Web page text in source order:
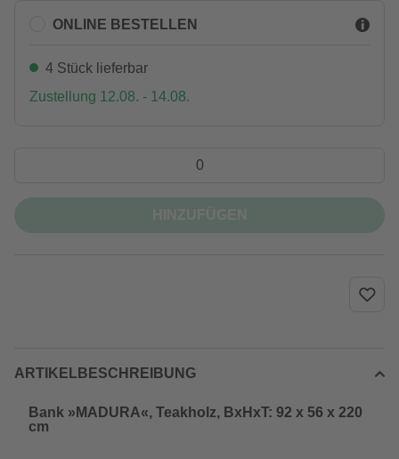
ONLINE BESTELLEN
4 Stück lieferbar
Zustellung 12.08. - 14.08.
ARTIKELBESCHREIBUNG
Bank »MADURA«, Teakholz, BxHxT: 92 x 56 x 220
cm